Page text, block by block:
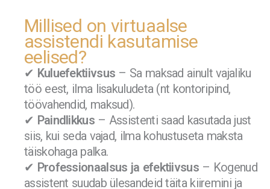
Millised on virtuaalse
assistendi kasutamise
eelised?
✔ Kuluefektiivsus – Sa maksad ainult vajaliku
töö eest, ilma lisakuludeta (nt kontoripind,
töövahendid, maksud).
✔ Paindlikkus– Assistenti saad kasutada just
siis, kui seda vajad, ilma kohustuseta maksta
täiskohaga palka.
✔ Professionaalsus ja efektiivsus– Kogenud
assistent suudab ülesandeid täita kiiremini ja